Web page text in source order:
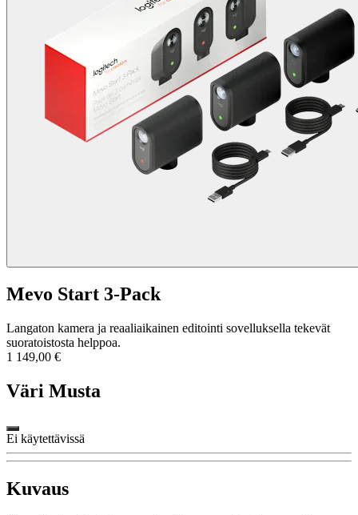
Mevo Start 3-Pack
Langaton kamera ja reaaliaikainen editointi sovelluksella tekevät
suoratoistosta helppoa.
1 149,00 €
Väri Musta
Ei käytettävissä
Kuvaus